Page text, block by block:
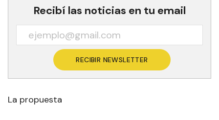
Recibí las noticias en tu email
RECIBIR NEWSLETTER
La propuesta